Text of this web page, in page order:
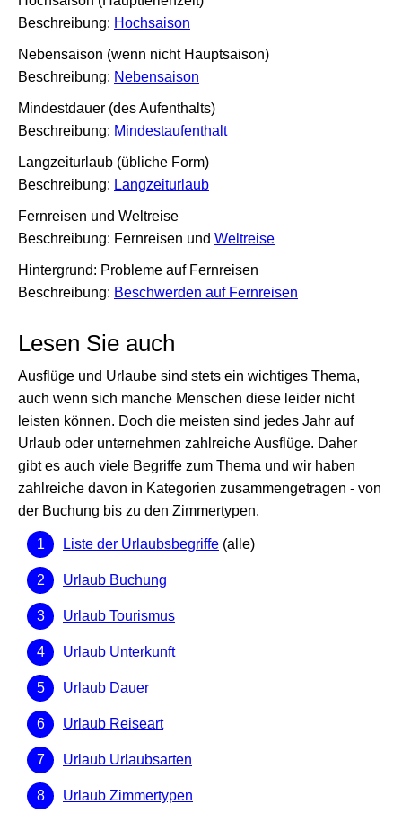
Beschreibung: Hochsaison
Nebensaison (wenn nicht Hauptsaison)
Beschreibung: Nebensaison
Mindestdauer (des Aufenthalts)
Beschreibung: Mindestaufenthalt
Langzeiturlaub (übliche Form)
Beschreibung: Langzeiturlaub
Fernreisen und Weltreise
Beschreibung: Fernreisen und Weltreise
Hintergrund: Probleme auf Fernreisen
Beschreibung: Beschwerden auf Fernreisen
Lesen Sie auch
Ausflüge und Urlaube sind stets ein wichtiges Thema,
auch wenn sich manche Menschen diese leider nicht
leisten können. Doch die meisten sind jedes Jahr auf
Urlaub oder unternehmen zahlreiche Ausflüge. Daher
gibt es auch viele Begriffe zum Thema und wir haben
zahlreiche davon in Kategorien zusammengetragen - von
der Buchung bis zu den Zimmertypen.
Liste der Urlaubsbegriffe (alle)
Urlaub Buchung
Urlaub Tourismus
Urlaub Unterkunft
Urlaub Dauer
Urlaub Reiseart
Urlaub Urlaubsarten
Urlaub Zimmertypen